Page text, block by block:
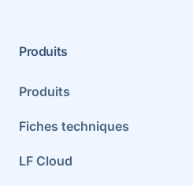
Produits
Produits
Fiches techniques
LF Cloud